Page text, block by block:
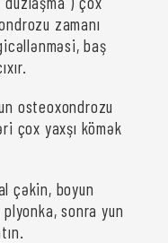
zamanı
baş
osteoxondrozu
çox yaxşı kömək
çəkin, boyun
sonra yun